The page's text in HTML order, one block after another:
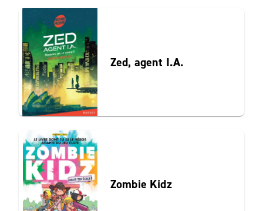
Zed, agent I.A.
Zombie Kidz